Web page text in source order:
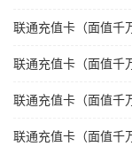
联通充值卡（面值千
联通充值卡（面值千
联通充值卡（面值千
联通充值卡（面值千